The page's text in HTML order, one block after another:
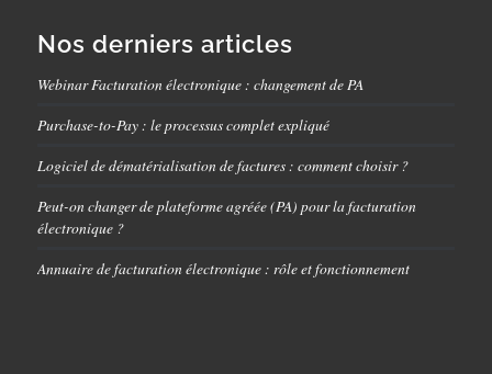
Nos derniers articles
Webinar Facturation électronique : changement de PA
Purchase-to-Pay : le processus complet expliqué
Logiciel de dématérialisation de factures : comment choisir ?
Peut-on changer de plateforme agréée (PA) pour la facturation
électronique ?
Annuaire de facturation électronique : rôle et fonctionnement